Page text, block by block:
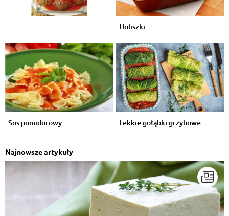
Holiszki
Sos pomidorowy Lekkie gołąbki grzybowe
Najnowsze artykuły